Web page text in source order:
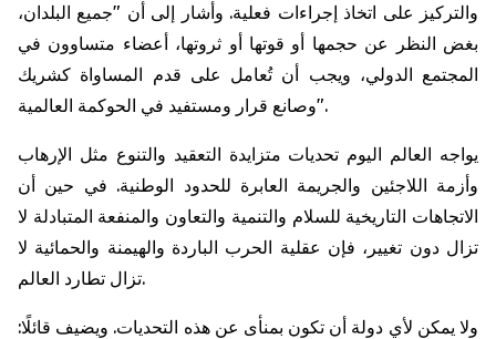
والتركيز على اتخاذ إجراءات فعلية. وأشار إلى أن "جميع البلدان،
بغض النظر عن حجمها أو قوتها أو ثروتها، أعضاء متساوون في
المجتمع الدولي، ويجب أن تُعامل على قدم المساواة كشريك
وصانع قرار ومستفيد في الحوكمة العالمية".
يواجه العالم اليوم تحديات متزايدة التعقيد والتنوع مثل الإرهاب
وأزمة اللاجئين والجريمة العابرة للحدود الوطنية. في حين أن
الاتجاهات التاريخية للسلام والتنمية والتعاون والمنفعة المتبادلة لا
تزال دون تغيير، فإن عقلية الحرب الباردة والهيمنة والحمائية لا
تزال تطارد العالم.
ولا يمكن لأي دولة أن تكون بمنأى عن هذه التحديات. ويضيف قائلًا: